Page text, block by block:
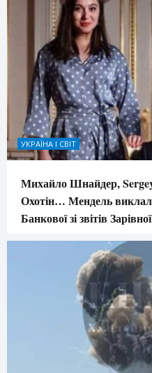
УКРАЇНА І СВІТ
Михайло Шнайдер,
Охотін… Мендель
Банкової зі звітів Зарівної